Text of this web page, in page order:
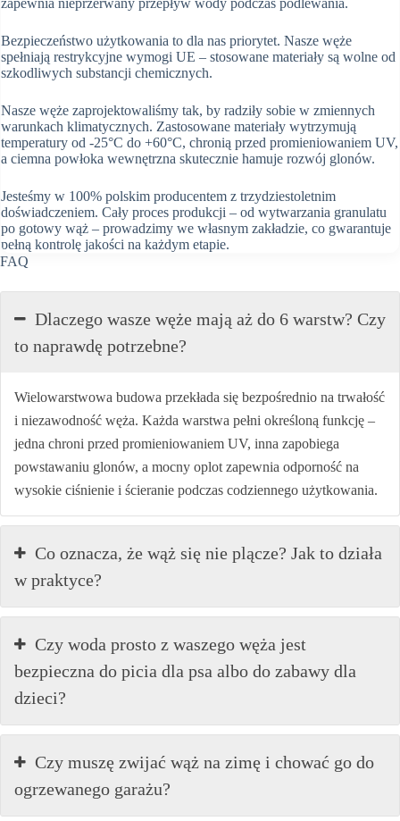
zapewnia nieprzerwany przepływ wody podczas podlewania.
Bezpieczeństwo użytkowania to dla nas priorytet. Nasze węże
spełniają restrykcyjne wymogi UE – stosowane materiały są wolne od
szkodliwych substancji chemicznych.
Nasze węże zaprojektowaliśmy tak, by radziły sobie w zmiennych
warunkach klimatycznych. Zastosowane materiały wytrzymują
temperatury od -25°C do +60°C, chronią przed promieniowaniem UV,
a ciemna powłoka wewnętrzna skutecznie hamuje rozwój glonów.
Jesteśmy w 100% polskim producentem z trzydziestoletnim
doświadczeniem. Cały proces produkcji – od wytwarzania granulatu
po gotowy wąż – prowadzimy we własnym zakładzie, co gwarantuje
pełną kontrolę jakości na każdym etapie.
FAQ
Dlaczego wasze węże mają aż do 6 warstw? Czy
to naprawdę potrzebne?
Wielowarstwowa budowa przekłada się bezpośrednio na trwałość
i niezawodność węża. Każda warstwa pełni określoną funkcję –
jedna chroni przed promieniowaniem UV, inna zapobiega
powstawaniu glonów, a mocny oplot zapewnia odporność na
wysokie ciśnienie i ścieranie podczas codziennego użytkowania.
Co oznacza, że wąż się nie plącze? Jak to działa
w praktyce?
Czy woda prosto z waszego węża jest
bezpieczna do picia dla psa albo do zabawy dla
dzieci?
Czy muszę zwijać wąż na zimę i chować go do
ogrzewanego garażu?